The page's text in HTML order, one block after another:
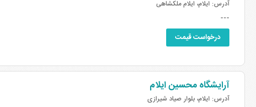
آدرس: ایلام، ایلام ملکشاهی
---
درخواست قیمت
آرایشگاه محسین ایلام
آدرس: ایلام، بلوار صیاد شیرازی